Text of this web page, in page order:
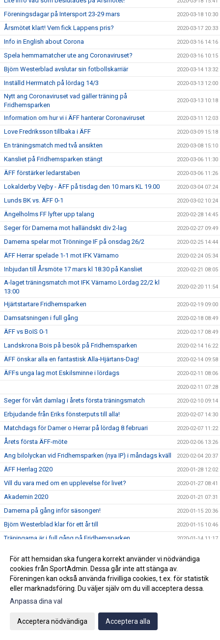
Föreningsdagar på Intersport 23-29 mars 2020-03-18 10:30
Årsmötet klart! Vem fick Lappens pris? 2020-03-17 20:33
Info in English about Corona 2020-03-16 14:16
Spela hemmamatcher ute ang Coronaviruset? 2020-03-16 10:15
Björn Westerblad avslutar sin fotbollskarriär 2020-03-14 13:32
Inställd Herrmatch på lördag 14/3 2020-03-13 12:00
Nytt ang Coronaviruset vad gäller träning på
Fridhemsparken
2020-03-13 10:18
Information om hur vi i ÄFF hanterar Coronaviruset 2020-03-11 12:03
Love Fredriksson tillbaka i ÄFF 2020-03-09 15:18
En träningsmatch med två ansikten 2020-03-08 15:10
Kansliet på Fridhemsparken stängt 2020-03-06 11:30
ÄFF förstärker ledarstaben 2020-03-06 11:26
Lokalderby Vejby - ÄFF på tisdag den 10 mars KL 19.00 2020-03-04 07:24
Lunds BK vs. ÄFF 0-1 2020-03-02 10:24
Ängelholms FF lyfter upp talang 2020-02-28 14:45
Seger för Damerna mot halländskt div 2-lag 2020-02-27 09:49
Damerna spelar mot Trönninge IF på onsdag 26/2 2020-02-25 14:44
ÄFF Herrar spelade 1-1 mot IFK Värnamo 2020-02-24 05:34
Inbjudan till Årsmöte 17 mars kl 18.30 på Kansliet 2020-02-21 08:05
A-laget träningsmatch mot IFK Värnamo Lördag 22/2 kl
13:00
2020-02-20 11:54
Hjärtstartare Fridhemsparken 2020-02-19 09:00
Damsatsningen i full gång 2020-02-18 08:49
ÄFF vs BoIS 0-1 2020-02-17 08:49
Landskrona Bois på besök på Fridhemsparken 2020-02-14 16:22
ÄFF önskar alla en fantastisk Alla-Hjärtans-Dag! 2020-02-14 09:58
ÄFFs unga lag mot Eskilsminne i lördags 2020-02-11 08:06
2020-02-11 07:28
Seger för vårt damlag i årets första träningsmatch 2020-02-10 09:14
Erbjudande från Eriks fönsterputs till alla! 2020-02-07 14:30
Matchdags för Damer o Herrar på lördag 8 februari 2020-02-07 11:22
Årets första ÄFF-möte 2020-02-06 13:26
Ang bilolyckan vid Fridhemsparken (nya IP) i måndags kväll 2020-02-04 20:37
ÄFF Herrlag 2020 2020-01-28 12:02
Vill du vara med om en upplevelse för livet? 2020-01-27 08:41
Akademin 2020 2020-01-21 07:31
Damerna på gång inför säsongen! 2020-01-15 20:36
Björn Westerblad klar för ett år till 2020-01-15 10:46
Träningarna är i full gång på Fridhemsparken 2020-01-14 11:17
3:e advent=3 stjärnor 2019-12-15 15:16
Ny klubbchef tillsatt.
Wilma Törnqvist klar för ÄFF
Klubbchefen slutar i ÄFF
För att hemsidan ska fungera korrekt använder vi nödvändiga
cookies från SportAdmin. Dessa går inte att stänga av.
Föreningen kan också använda frivilliga cookies, t.ex. för statistik
eller marknadsföring. Du väljer själv om du vill acceptera dessa.
Anpassa dina val
Acceptera nödvändiga Acceptera alla